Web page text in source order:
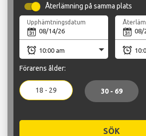
Återlämning på samma plats
Upphämtningsdatum
Förarens ålder:
18 - 29 30 - 69
SÖK